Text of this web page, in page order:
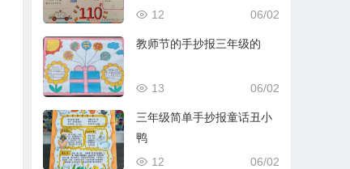
06/02
12
教师节的手抄报三年级的
06/02
13
三年级简单手抄报童话丑小
鸭
06/02
12